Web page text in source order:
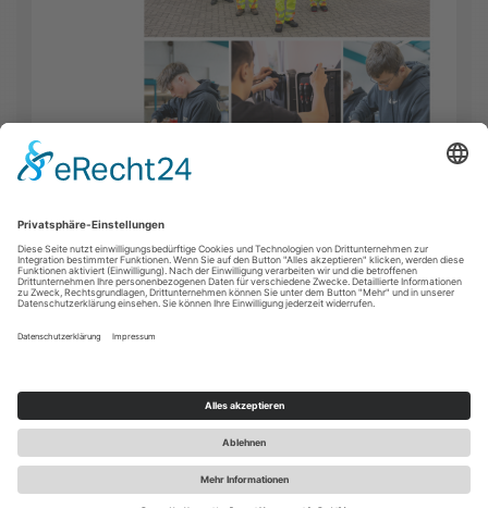
FACEBOOK INSTAGRAM
YOUTUBE
DATENSCHUTZ COOKIE-EINSTELLUNGEN